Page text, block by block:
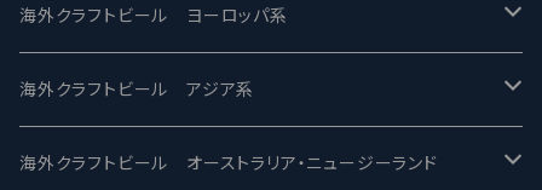
バテレ -VERTERE
2nd Story Ale Works -セカンドストーリー
ビアへるん - Beer Hearn
Modern Times モダンタイムズ
Maui マウイ
Toppling Goliath トップリンゴライアス
海外クラフトビール ヨーロッパ系
UnBarred -アンバード
SAIREN /サイレン
海外クラフトビール アジア系
gweilo-鬼佬 グウァイロ
海外クラフトビール オーストラリア・ニュージーランド